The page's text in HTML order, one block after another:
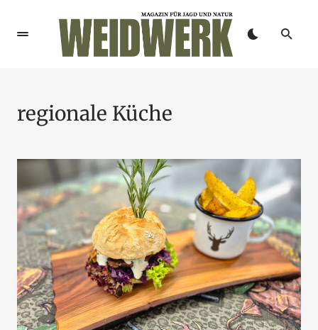
regionale Küche